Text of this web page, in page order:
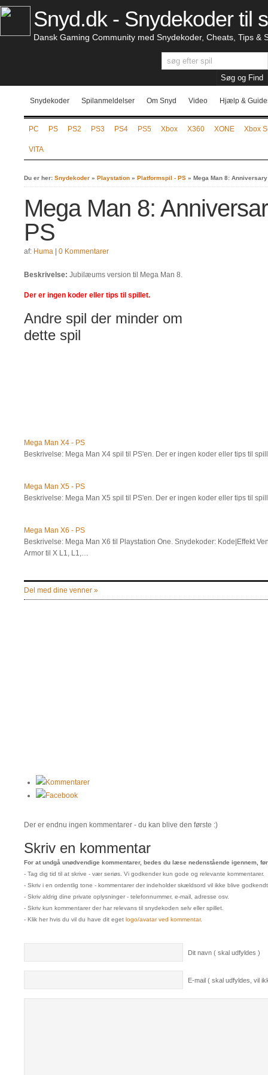
Snyd.dk - Snydekoder til
Dansk Gaming Community med Snydekoder, Cheats, Tips &
Snydekoder Spilanmeldelser Om Snyd Video Hjælp &
PC PS PS2 PS3 PS4 PS5 Xbox X360 XONE Xbox
VITA
Du er her: Snydekoder » Playstation » Platformspil - PS » Mega Man 8:
Mega Man 8:
PS
af: Huma 0 Kommentarer
Beskrivelse: Jubilæums version til Mega Man 8.
Der er ingen koder eller tips til spillet.
Andre spil der minder om
dette spil
Mega Man X4 - PS
Beskrivelse: Mega Man X4 spil til PS'en. Der er ingen koder eller tips til
Mega Man X5 - PS
Beskrivelse: Mega Man X5 spil til PS'en. Der er ingen koder eller tips til
Mega Man X6 - PS
Beskrivelse: Mega Man X6 til Playstation One. Snydekoder: Kode|Effekt
Armor til X L1, L1,…
Del med dine venner »
Kommentarer
Facebook
Der er endnu ingen kommentarer - du kan blive den første :)
Skriv en kommentar
For at undgå unødvendige kommentarer, bedes du læse nedenstående igennem,
- Tag dig tid til at skrive - vær seriøs. Vi godkender kun gode og relevante kommentarer.
- Skriv i en ordentlig tone - kommentarer der indeholder skældsord vil ikke blive
- Skriv aldrig dine private oplysninger - telefonnummer, e-mail, adresse osv.
- Skriv kun kommentarer der har relevans til snydekoden selv eller spillet.
- Klik her hvis du vil du have dit eget logo/avatar ved kommentar.
Dit navn ( skal udfyldes )
E-mail ( skal udfyldes, vil